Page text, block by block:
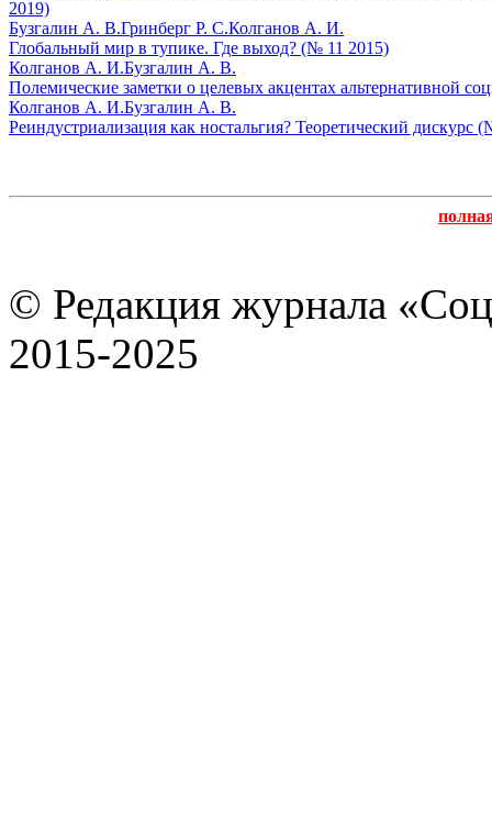
2019)
Бузгалин А. В.Гринберг Р. С.Колганов А. И.
Глобальный мир в тупике. Где выход? (№ 11 2015)
Колганов А. И.Бузгалин А. В.
Полемические заметки о целевых акцентах альтернативной
Колганов А. И.Бузгалин А. В.
Реиндустриализация как ностальгия? Теоретический дискурс
© Редакция журнала
2015-2025